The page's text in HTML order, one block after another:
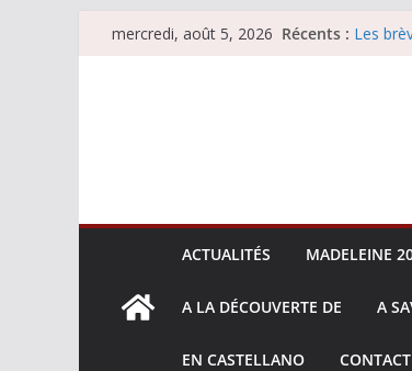
Passermercredi, août 5, 2026 Récents : Les
ACTUALITÉS MADELEINE
A LA DÉCOUVERTE DE A
EN CASTELLANO CONTACT